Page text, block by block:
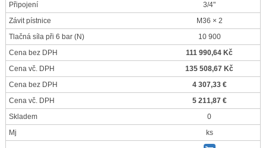
Připojení
3/4"
Závit pístnice
M36 × 2
Tlačná síla při 6 bar (N)
10 900
Cena bez DPH
111 990,64 Kč
Cena vč. DPH
135 508,67 Kč
Cena bez DPH
4 307,33 €
Cena vč. DPH
5 211,87 €
Skladem
0
Mj
ks